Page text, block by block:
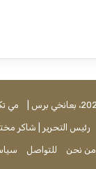
مي
رئيس التحرير | شاكر
من نحن للتواصل